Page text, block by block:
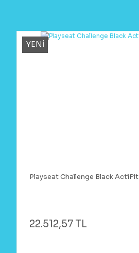
YENİ
Playseat Challenge Black ActiFit
22.512,57 TL